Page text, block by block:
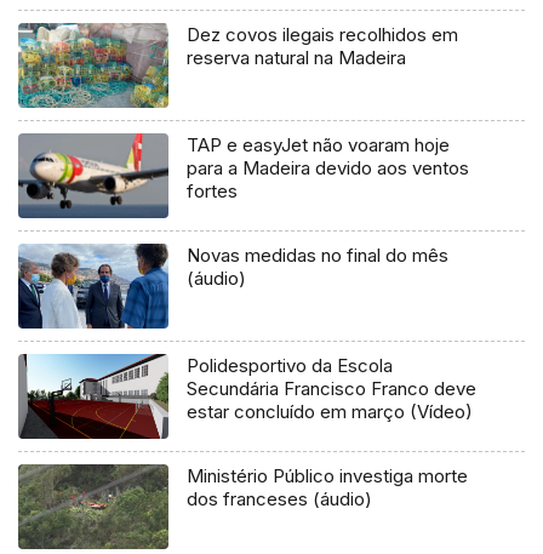
Dez covos ilegais recolhidos em
reserva natural na Madeira
TAP e easyJet não voaram hoje
para a Madeira devido aos ventos
fortes
Novas medidas no final do mês
(áudio)
Polidesportivo da Escola
Secundária Francisco Franco deve
estar concluído em março (Vídeo)
Ministério Público investiga morte
dos franceses (áudio)